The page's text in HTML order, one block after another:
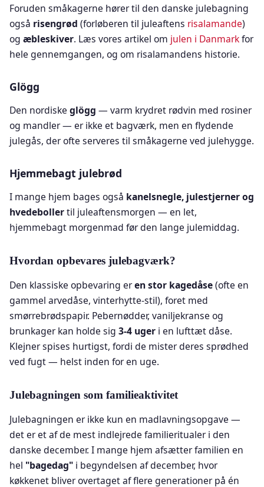
Foruden småkagerne hører til den danske julebagning
også risengrød (forløberen til juleaftens risalamande)
og æbleskiver. Læs vores artikel om julen i Danmarkfor
hele gennemgangen, og om risalamandens historie.
Glögg
Den nordiske glögg — varm krydret rødvin med rosiner
og mandler — er ikke et bagværk, men en flydende
julegås, der ofte serveres til småkagerne ved julehygge.
Hjemmebagt julebrød
I mange hjem bages også kanelsnegle, julestjerner og
hvedebollertil juleaftensmorgen — en let,
hjemmebagt morgenmad før den lange julemiddag.
Hvordan opbevares julebagværk?
Den klassiske opbevaring eren stor kagedåse(ofte en
gammel arvedåse, vinterhytte-stil), foret med
smørrebrødspapir. Pebernødder, vaniljekranse og
brunkager kan holde sig 3-4 uger i en lufttæt dåse.
Klejner spises hurtigst, fordi de mister deres sprødhed
ved fugt — helst inden for en uge.
Julebagningen som familieaktivitet
Julebagningen er ikke kun en madlavningsopgave —
det er et af de mest indlejrede familieritualer i den
danske december. I mange hjem afsætter familien en
hel "bagedag" i begyndelsen af december, hvor
køkkenet bliver overtaget af flere generationer på én